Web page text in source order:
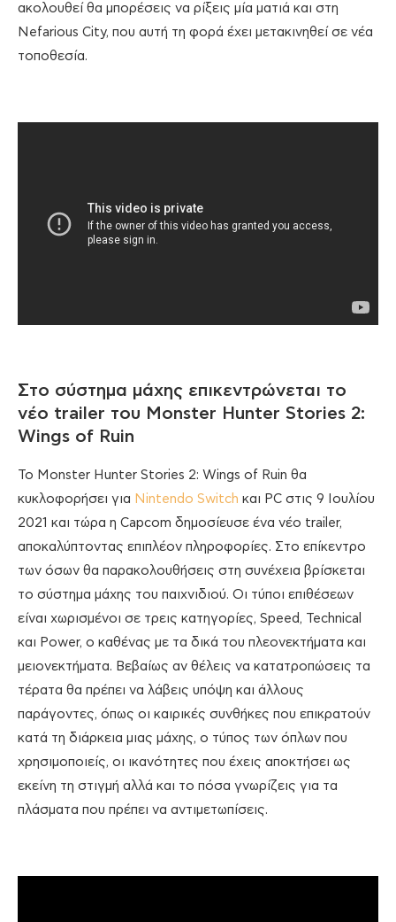
ακολουθεί θα μπορέσεις να ρίξεις μία ματιά και στη
Nefarious City, που αυτή τη φορά έχει μετακινηθεί σε νέα
τοποθεσία.
Στο σύστημα μάχης επικεντρώνεται το
νέο trailer του Monster Hunter Stories 2:
Wings of Ruin
Το Monster Hunter Stories 2: Wings of Ruin θα
κυκλοφορήσει για Nintendo Switch και PC στις 9 Ιουλίου
2021 και τώρα η Capcom δημοσίευσε ένα νέο trailer,
αποκαλύπτοντας επιπλέον πληροφορίες. Στο επίκεντρο
των όσων θα παρακολουθήσεις στη συνέχεια βρίσκεται
το σύστημα μάχης του παιχνιδιού. Οι τύποι επιθέσεων
είναι χωρισμένοι σε τρεις κατηγορίες, Speed, Technical
και Power, ο καθένας με τα δικά του πλεονεκτήματα και
μειονεκτήματα. Βεβαίως αν θέλεις να κατατροπώσεις τα
τέρατα θα πρέπει να λάβεις υπόψη και άλλους
παράγοντες, όπως οι καιρικές συνθήκες που επικρατούν
κατά τη διάρκεια μιας μάχης, ο τύπος των όπλων που
χρησιμοποιείς, οι ικανότητες που έχεις αποκτήσει ως
εκείνη τη στιγμή αλλά και το πόσα γνωρίζεις για τα
πλάσματα που πρέπει να αντιμετωπίσεις.